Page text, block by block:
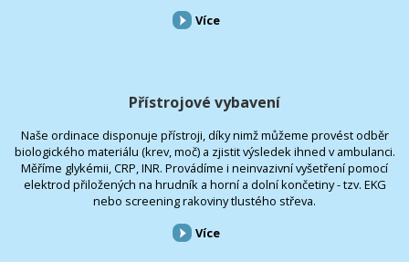
Více
Přístrojové vybavení
Naše ordinace disponuje přístroji, díky nimž můžeme provést odběr
biologického materiálu (krev, moč) a zjistit výsledek ihned v ambulanci.
Měříme glykémii, CRP, INR. Provádíme i neinvazivní vyšetření pomocí
elektrod přiložených na hrudník a horní a dolní končetiny - tzv. EKG
nebo screening rakoviny tlustého střeva.
Více